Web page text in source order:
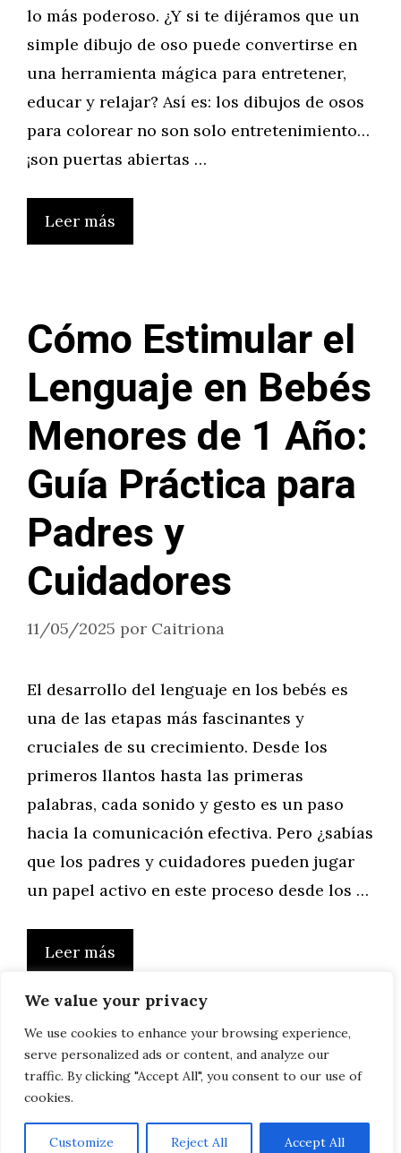
We value your privacy
We use cookies to enhance your browsing experience,
serve personalized ads or content, and analyze our
traffic. By clicking "Accept All", you consent to our use of
cookies.
Customize Reject All Accept All
lo más poderoso. ¿Y si te dijéramos que un
simple dibujo de oso puede convertirse en
una herramienta mágica para entretener,
educar y relajar? Así es: los dibujos de osos
para colorear no son solo entretenimiento…
¡son puertas abiertas …
Leer más
Cómo Estimular el
Lenguaje en Bebés
Menores de 1 Año:
Guía Práctica para
Padres y
Cuidadores
11/05/2025 por Caitriona
El desarrollo del lenguaje en los bebés es
una de las etapas más fascinantes y
cruciales de su crecimiento. Desde los
primeros llantos hasta las primeras
palabras, cada sonido y gesto es un paso
hacia la comunicación efectiva. Pero ¿sabías
que los padres y cuidadores pueden jugar
un papel activo en este proceso desde los …
Leer más
Página
1 Página
2 … Página
22 Siguiente→